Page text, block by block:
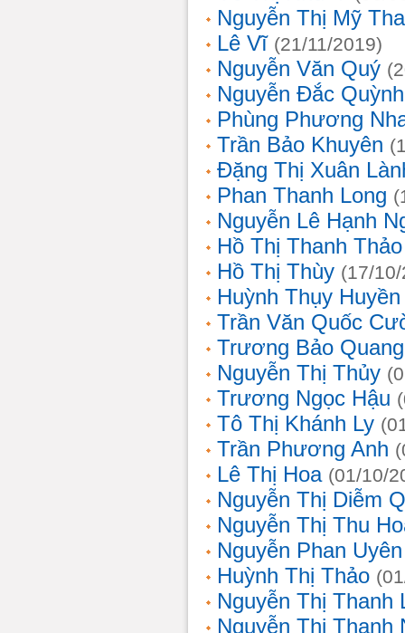
Nguyễn Thị Mỹ
Lê Vĩ (21/11/2019)
Nguyễn Văn Quý
Nguyễn Đắc
Phùng Phương
Trần Bảo Khuyên
Đặng Thị Xuân
Phan Thanh Long
Nguyễn Lê Hạnh
Hồ Thị Thanh Thảo
Hồ Thị Thùy (17/
Huỳnh Thụy
Trần Văn Quốc
Trương Bảo
Nguyễn Thị Thủy
Trương Ngọc Hậu
Tô Thị Khánh Ly
Trần Phương Anh
Lê Thị Hoa (01/10/
Nguyễn Thị Diễm
Nguyễn Thị Thu
Nguyễn Phan
Huỳnh Thị Thảo
Nguyễn Thị Thanh
Nguyễn Thị Thanh